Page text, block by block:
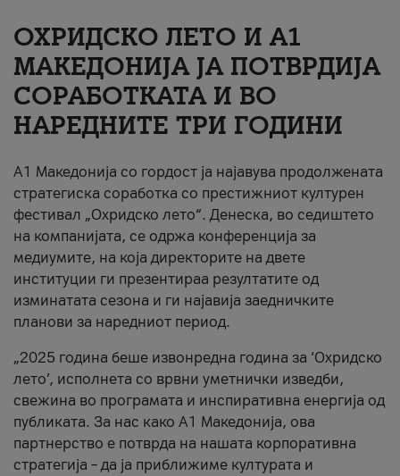
#ПодобарОнлајн
ОХРИДСКО ЛЕТО И A1
МАКЕДОНИЈА ЈА ПОТВРДИЈА
СОРАБОТКАТА И ВО
НАРЕДНИТЕ ТРИ ГОДИНИ
A1 Македонија со гордост ја најавува продолжената
стратегиска соработка со престижниот културен
фестивал „Охридско лето“. Денеска, во седиштето
на компанијата, се одржа конференција за
медиумите, на која директорите на двете
институции ги презентираа резултатите од
изминатата сезона и ги најавија заедничките
планови за наредниот период.
„2025 година беше извонредна година за ‘Охридско
лето’, исполнета со врвни уметнички изведби,
свежина во програмата и инспиративна енергија од
публиката. За нас како A1 Македонија, ова
партнерство е потврда на нашата корпоративна
стратегија – да ја приближиме културата и